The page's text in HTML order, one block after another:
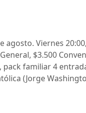
agosto. Viernes
$3.500
pack familiar 4
(Jorge